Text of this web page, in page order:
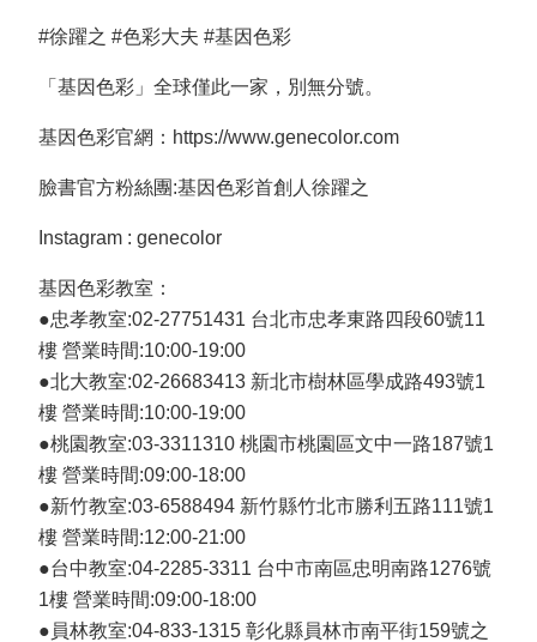
#徐躍之 #色彩大夫 #基因色彩
「基因色彩」全球僅此一家，別無分號。
基因色彩官網：https://www.genecolor.com
臉書官方粉絲團:基因色彩首創人徐躍之
Instagram : genecolor
基因色彩教室：
●忠孝教室:02-27751431 台北市忠孝東路四段60號11
樓 營業時間:10:00-19:00
●北大教室:02-26683413 新北市樹林區學成路493號1
樓 營業時間:10:00-19:00
●桃園教室:03-3311310 桃園市桃園區文中一路187號1
樓 營業時間:09:00-18:00
●新竹教室:03-6588494 新竹縣竹北市勝利五路111號1
樓 營業時間:12:00-21:00
●台中教室:04-2285-3311 台中市南區忠明南路1276號
1樓 營業時間:09:00-18:00
●員林教室:04-833-1315 彰化縣員林市南平街159號之